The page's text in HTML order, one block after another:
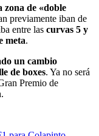
zona de «doble
previamente iban de
entre las curvas 5 y
meta.
un cambio
de boxes. Ya no será
Premio de